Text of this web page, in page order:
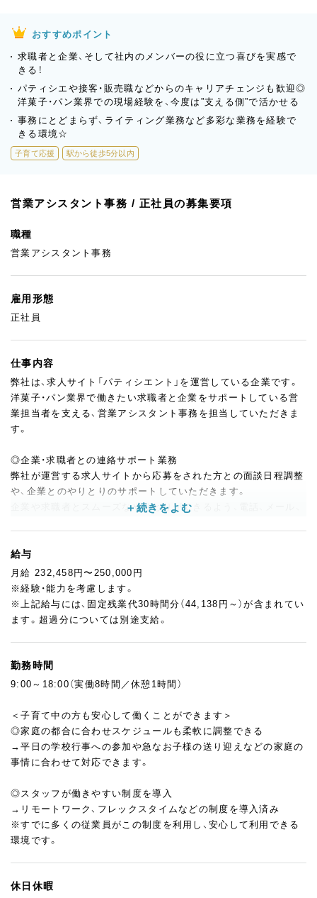
おすすめポイント
求職者と企業、そして社内のメンバーの役に立つ喜びを実感で
きる！
パティシエや接客・販売職などからのキャリアチェンジも歓迎◎
洋菓子・パン業界での現場経験を、今度は”支える側”で活かせる
事務にとどまらず、ライティング業務など多彩な業務を経験で
きる環境☆
子育て応援 駅から徒歩5分以内
営業アシスタント事務 / 正社員の募集要項
職種
営業アシスタント事務
雇用形態
正社員
仕事内容
弊社は、求人サイト「パティシエント」を運営している企業です。
洋菓子・パン業界で働きたい求職者と企業をサポートしている営
業担当者を支える、営業アシスタント事務を担当していただきま
す。
◎企業・求職者との連絡サポート業務
弊社が運営する求人サイトから応募をされた方との面談日程調整
や、企業とのやりとりのサポートしていただきます。
企業や求職者とスムーズなやりとりができるよう、電話、メール、
◎営業活動のバックオフィス業務のサポート全般
営業担当者が効率的に活動できるよう、データ入力や書類作成な
ど事務業務全般を支援していただきます。コミュニケーションを
大切にしながら、チームで協力して業務を進めていただきます。
新たな分野にチャレンジしてみたい方には、多彩な業務を経験す
ることも可能です。
ィング業務にも携わっていただけます。
先輩スタッフが丁寧に指導しますので、あなたのペースでステッ
プアップできますよ！
社員に共通しているのは、「ヒトの夢の実現をサポートしたい」と
いう想い。私たちのミッションは、求職者や企業が持つ夢や理想
を形にすること。あなたが対応した求職者が無事入社したとき、
お手伝いした企業が採用できたとき、営業担当から感謝の声を伝
ったりのお仕事です☆
給与
月給 232,458円〜250,000円
※経験・能力を考慮します。
※上記給与には、固定残業代30時間分（44,138円～）が含まれてい
ます。超過分については別途支給。
勤務時間
9:00～18:00（実働8時間／休憩1時間）
＜子育て中の方も安心して働くことができます＞
◎家庭の都合に合わせスケジュールも柔軟に調整できる
→平日の学校行事への参加や急なお子様の送り迎えなどの家庭の
事情に合わせて対応できます。
◎スタッフが働きやすい制度を導入
→リモートワーク、フレックスタイムなどの制度を導入済み
※すでに多くの従業員がこの制度を利用し、安心して利用できる
環境です。
休日休暇